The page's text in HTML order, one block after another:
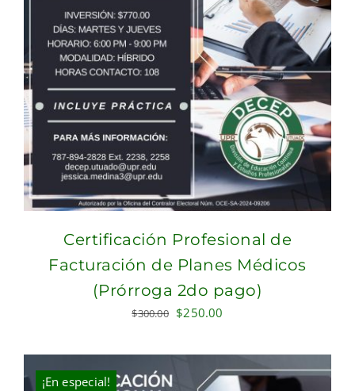
Certificación Profesional de
Facturación de Planes Médicos
(Prórroga 2do pago)
$300.00 Original
was:
$300.00.
$250.00
is:
$250.00.
¡En especial!